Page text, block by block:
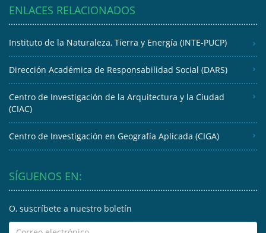
ENLACES RELACIONADOS
Instituto de la Naturaleza, Tierra y Energía (INTE-PUCP)
Dirección Académica de Responsabilidad Social (DARS)
Centro de Investigación de la Arquitectura y la Ciudad
(CIAC)
Centro de Investigación en Geografía Aplicada (CIGA)
SÍGUENOS EN:
O, suscríbete a nuestro boletín